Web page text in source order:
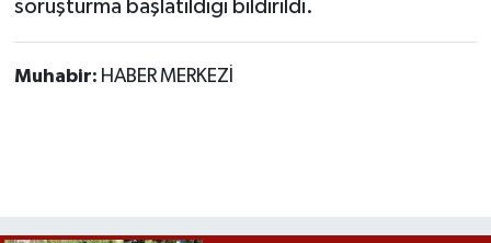
soruşturma başlatıldığı bildirildi.
Muhabir: HABER MERKEZİ